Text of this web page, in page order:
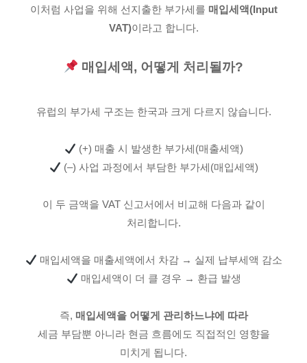
이처럼 사업을 위해 선지출한 부가세를 매입세액(Input
VAT)이라고 합니다.
매입세액, 어떻게 처리될까?
유럽의 부가세 구조는 한국과 크게 다르지 않습니다.
(+) 매출 시 발생한 부가세(매출세액)
(–) 사업 과정에서 부담한 부가세(매입세액)
이 두 금액을 VAT 신고서에서 비교해 다음과 같이
처리합니다.
매입세액을 매출세액에서 차감 → 실제 납부세액 감소
매입세액이 더 클 경우 → 환급 발생
즉, 매입세액을 어떻게 관리하느냐에 따라
세금 부담뿐 아니라 현금 흐름에도 직접적인 영향을
미치게 됩니다.